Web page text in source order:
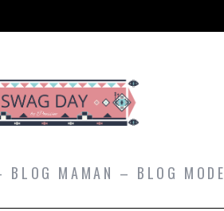
BLOG MAMAN – BLOG MODE